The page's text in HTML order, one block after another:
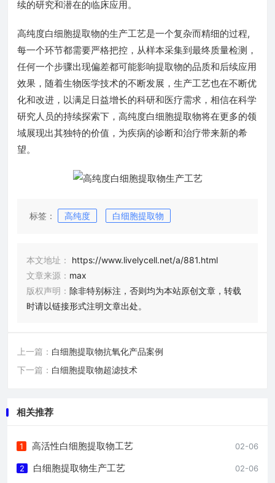
续的研究和潜在的临床应用。
高纯度白细胞提取物的生产工艺是一个复杂而精细的过程,
每一个环节都需要严格把控，从样本采集到最终质量检测，
任何一个步骤出现偏差都可能影响提取物的品质和后续应用
效果，随着生物医学技术的不断发展，生产工艺也在不断优
化和改进，以满足日益增长的科研和医疗需求，相信在科学
研究人员的持续探索下，高纯度白细胞提取物将在更多的领
域展现出其独特的价值，为疾病的诊断和治疗带来新的希
望。
标签： 高纯度 白细胞提取物
本文地址：
https://www.livelycell.net/a/881.html
文章来源： max
版权声明： 除非特别标注，否则均为本站原创文章，转载
时请以链接形式注明文章出处。
上一篇： 白细胞提取物抗氧化产品案例
下一篇： 白细胞提取物超滤技术
相关推荐
02-06
1 高活性白细胞提取物工艺
02-06
2 白细胞提取物生产工艺